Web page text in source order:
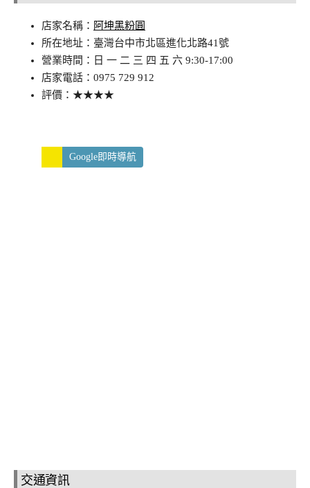
店家名稱： 阿坤黑粉圓
所在地址：臺灣台中市北區進化北路41號
營業時間：日 一 二 三 四 五 六 9:30-17:00
店家電話：0975 729 912
評價：★★★★
Google即時導航
交通資訊